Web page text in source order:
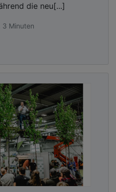
die neu[...]
3 Minuten